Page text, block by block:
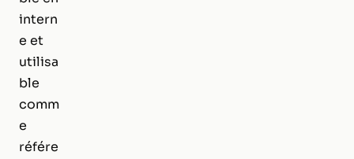
intern
e et
utilisa
ble
comm
e
référe